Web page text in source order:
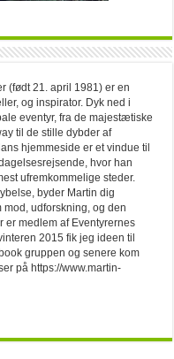
(født 21. april 1981) er en
og inspirator. Dyk ned i
eventyr, fra de majestætiske
til de stille dybder af
hjemmeside er et vindue til
hvor han
ufremkommelige steder.
byder Martin dig
udforskning, og den
er medlem af Eventyrernes
2015 fik jeg ideen til
gruppen og senere kom
på https://www.martin-